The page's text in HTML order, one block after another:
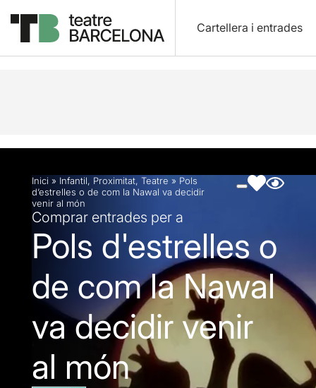
Cartellera i entrades
Descripció Fitxa artística Fotos i vídeos
Inici » Infantil, Proximitat, Teatre » Pols
d’estrelles o de com la Nawal va decidir
venir al món
Comprar entrades per a
Pols d'estrelles o
de com la Nawal
va decidir venir
al món